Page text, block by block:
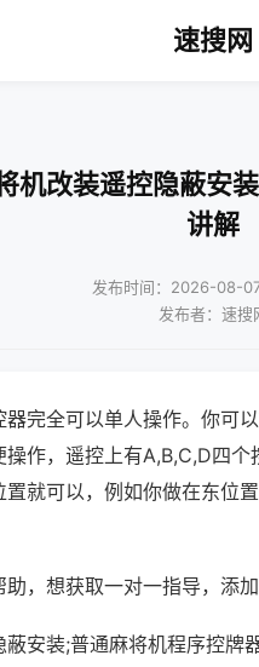
速搜网
机改装遥控隐蔽安
讲解
发布时间：2026-08-
发布者：速搜
完全可以单人操作。你可
作，遥控上有A,B,C,D四
就可以，例如你做在东位
，想获取一对一指导，添
安装;普通麻将机程序控牌